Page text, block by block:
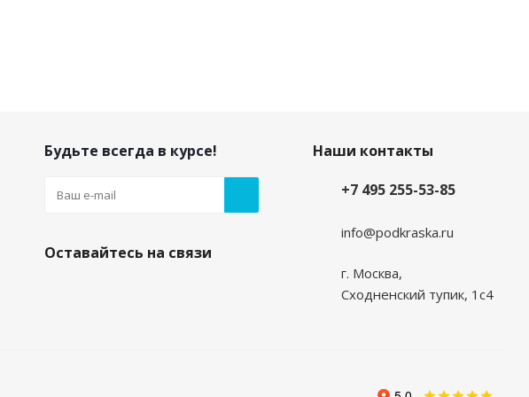
Будьте всегда в курсе!
Оставайтесь на связи
Наши контакты
+7 495 255-53-85
info@podkraska.ru
г. Москва,
Сходненский тупик, 1с4